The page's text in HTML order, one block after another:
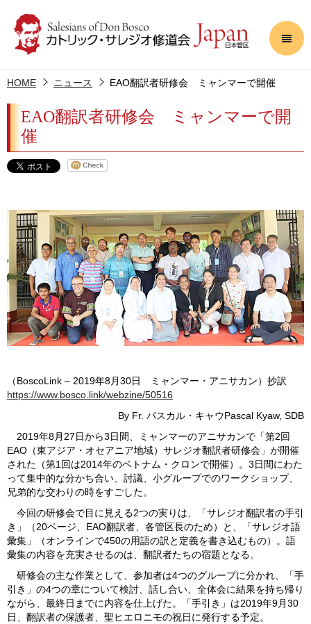
HOME ニュース EAO翻訳者研修会 ミャンマーで開催
EAO翻訳者研修会 ミャンマーで開
催
（BoscoLink – 2019年8月30日 ミャンマー・アニサカン）抄訳
https://www.bosco.link/webzine/50516
By Fr. パスカル・キャウPascal Kyaw, SDB
2019年8月27日から3日間、ミャンマーのアニサカンで「第2回
EAO（東アジア・オセアニア地域）サレジオ翻訳者研修会」が開催
された（第1回は2014年のベトナム・クロンで開催）。3日間にわた
って集中的な分かち合い、討議、小グループでのワークショップ、
兄弟的な交わりの時をすごした。
今回の研修会で目に見える2つの実りは、「サレジオ翻訳者の手引
き」（20ページ、EAO翻訳者、各管区長のため）と、「サレジオ語
彙集」（オンラインで450の用語の訳と定義を書き込むもの）。語
彙集の内容を充実させるのは、翻訳者たちの宿題となる。
研修会の主な作業として、参加者は4つのグループに分かれ、「手
引き」の4つの章について検討、話し合い、全体会に結果を持ち帰り
ながら、最終日までに内容を仕上げた。「手引き」は2019年9月30
日、翻訳者の保護者、聖ヒエロニモの祝日に発行する予定。